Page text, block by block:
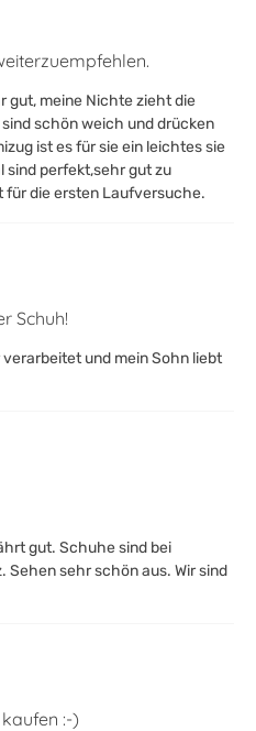
gut, meine Nichte zieht die
schön weich und drücken
ist es für sie ein leichtes sie
sind perfekt,sehr gut zu
die ersten Laufversuche.
Schuh!
und mein Sohn liebt
gut. Schuhe sind bei
Sehen sehr schön aus. Wir sind
:-)